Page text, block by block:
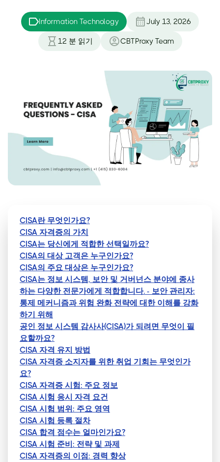
Information Technology July 13, 2026
12 분 읽기 CBTProxy Team
CISA란 무엇인가요?
CISA 자격증의 가치
CISA는 당신에게 적합한 선택일까요?
CISA의 대상 고객은 누구인가요?
CISA의 주요 대상은 누구인가요?
CISA는 정보 시스템, 보안 및 거버넌스 분야에 종사
하는 다양한 전문가에게 적합합니다. - 보안 관리자:
통제 메커니즘과 위험 완화 전략에 대한 이해를 강화
하기 위해
공인 정보 시스템 감사사(CISA)가 되려면 무엇이 필
요할까요?
CISA 자격 유지 방법
CISA 자격증 소지자를 위한 취업 기회는 무엇인가
요?
CISA 자격증 시험: 주요 정보
CISA 시험 응시 자격 요건
CISA 시험 범위: 주요 영역
CISA 시험 등록 절차
CISA 합격 점수는 얼마인가요?
CISA 시험 준비: 전략 및 과제
CISA 자격증의 이점: 경력 향상